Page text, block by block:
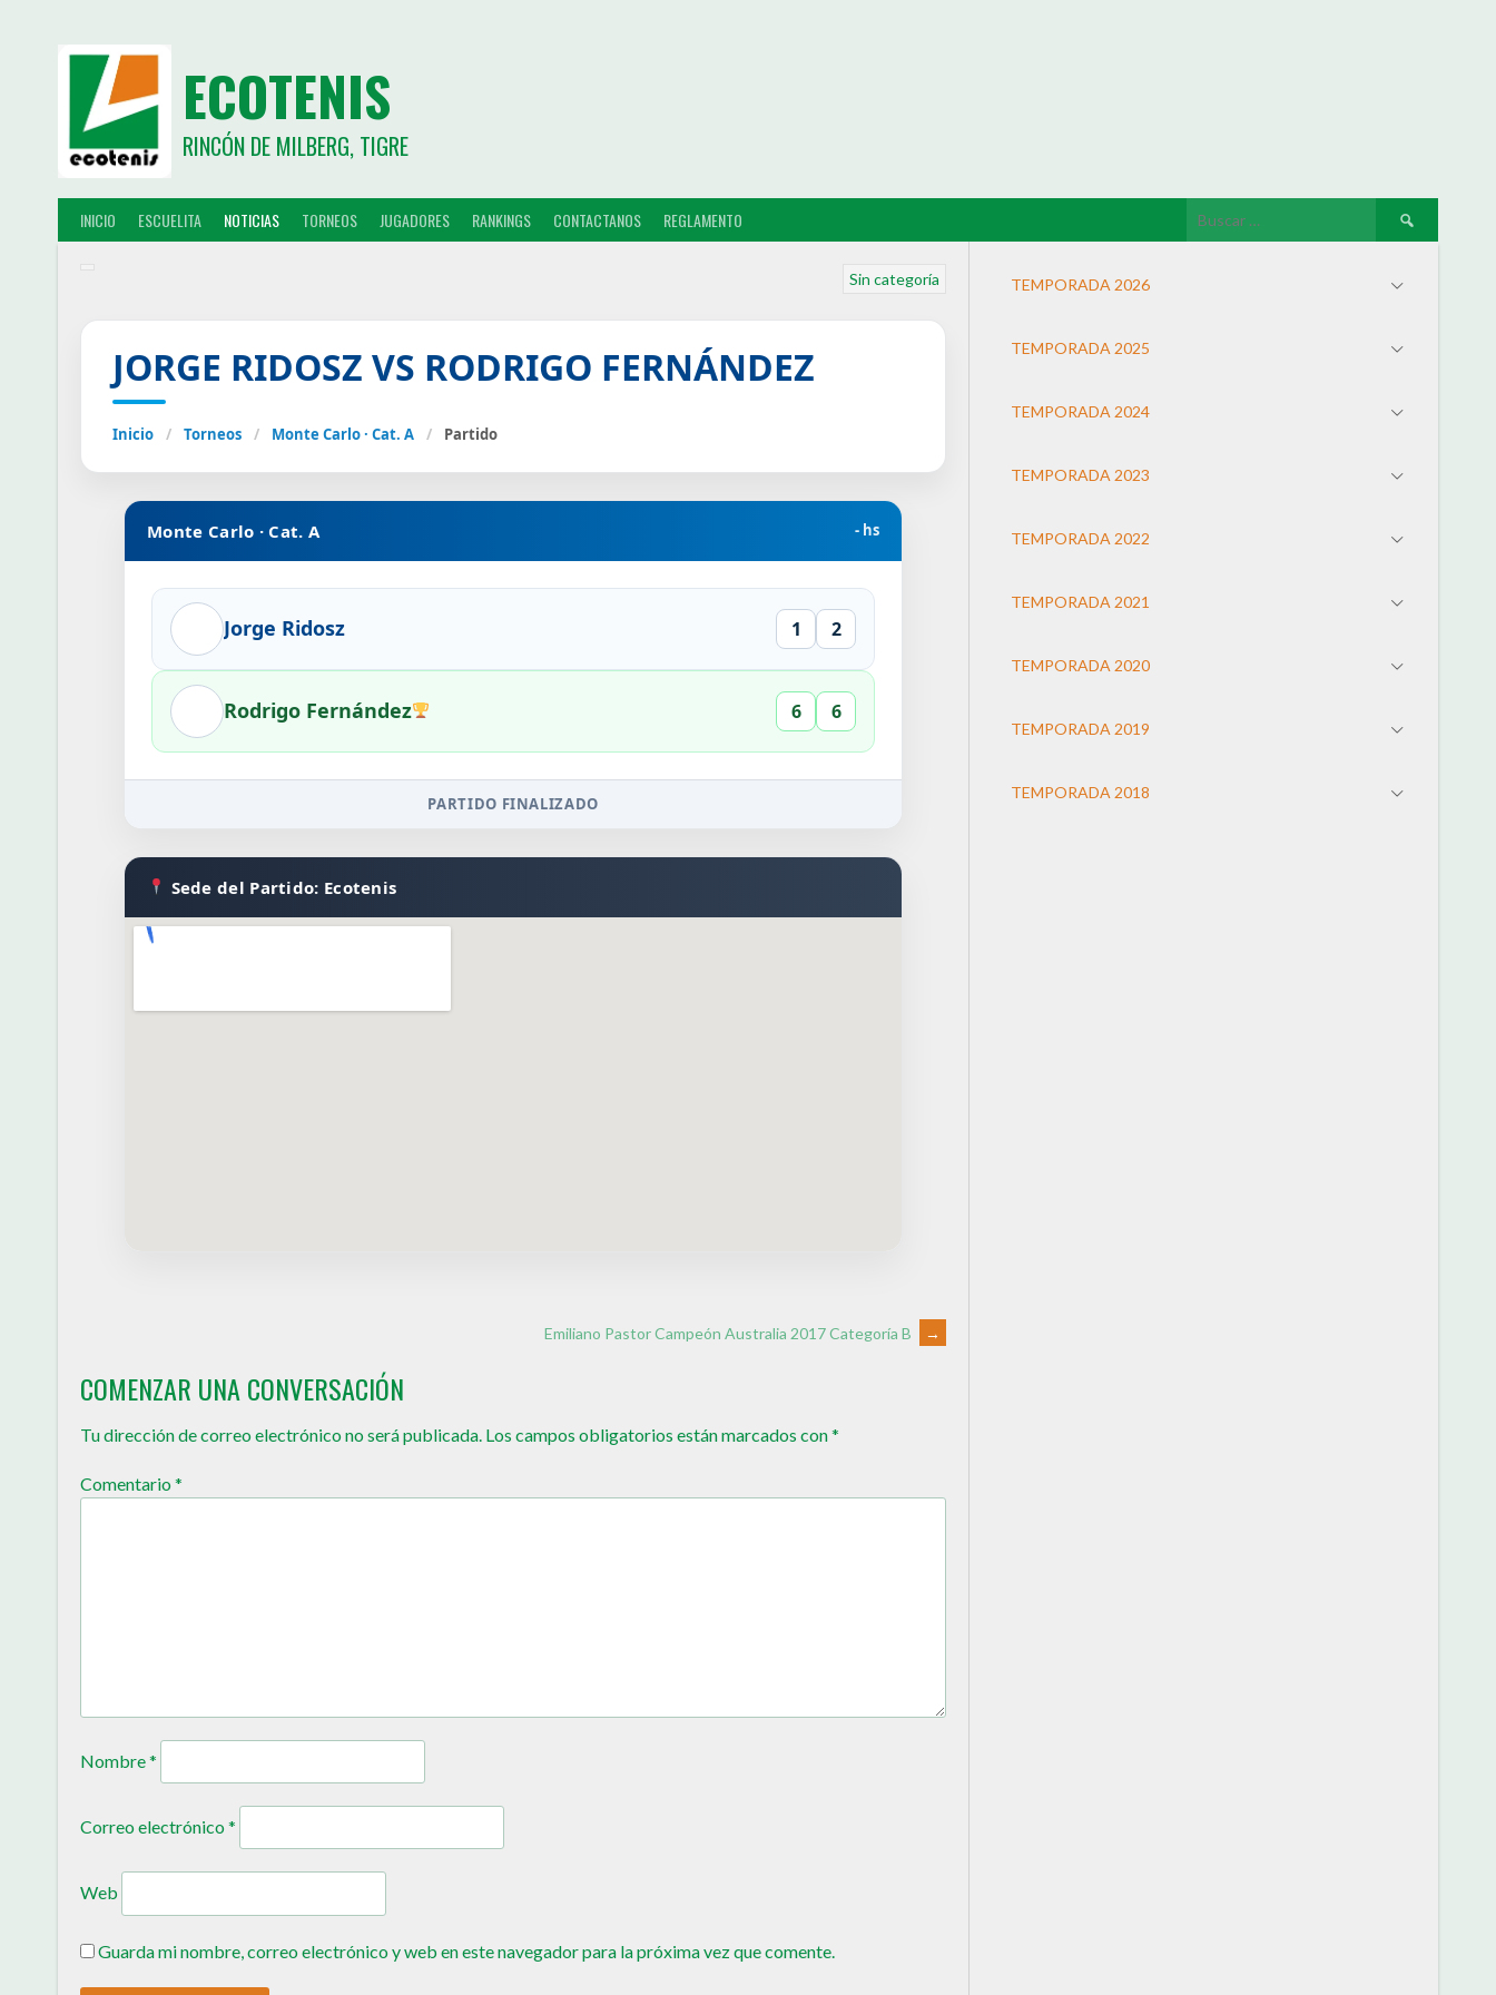
ECOTENIS
RINCÓN DE MILBERG, TIGRE
INICIO ESCUELITA NOTICIAS TORNEOS JUGADORES RANKINGS CONTACTANOS REGLAMENTO
Sin categoría
JORGE RIDOSZ VS RODRIGO FERNÁNDEZ
Inicio / Torneos / Monte Carlo · Cat. A / Partido
Monte Carlo · Cat. A - hs
Jorge Ridosz 1 2
Rodrigo Fernández 6 6
PARTIDO FINALIZADO
Sede del Partido: Ecotenis
Emiliano Pastor Campeón Australia 2017 Categoría B →
COMENZAR UNA CONVERSACIÓN
Tu dirección de correo electrónico no será publicada. Los campos obligatorios están marcados con*
Comentario*
Nombre*
Correo electrónico*
Web
Guarda mi nombre, correo electrónico y web en este navegador para la próxima vez que comente.
TEMPORADA 2026
TEMPORADA 2025
TEMPORADA 2024
TEMPORADA 2023
TEMPORADA 2022
TEMPORADA 2021
TEMPORADA 2020
TEMPORADA 2019
TEMPORADA 2018